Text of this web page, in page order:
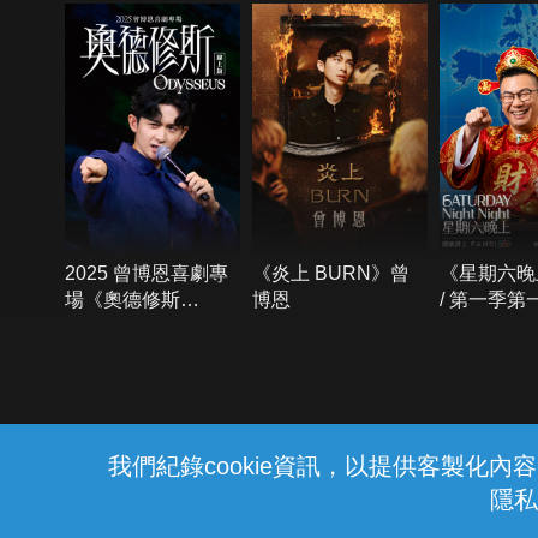
我們紀錄cookie資訊，以提供客製化內
隱
2025 曾博恩喜劇專
場《奧德修斯
《炎上 BURN》曾
博恩
《星期六
/ 第一季第